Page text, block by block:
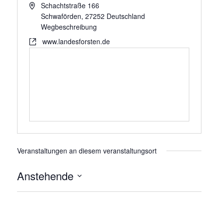
Schachtstraße 166
Schwaförden, 27252 Deutschland
Wegbeschreibung
www.landesforsten.de
Veranstaltungen an diesem veranstaltungsort
Anstehende
Datum